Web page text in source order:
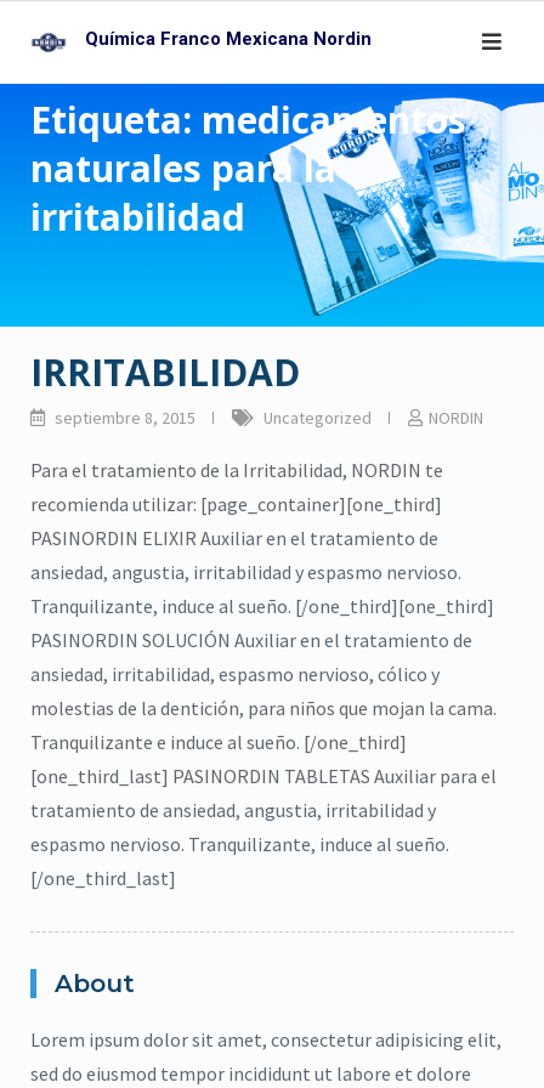
content
citronela,Eucalipto,
Lavanda ,repelente,
Higiene,
jabón para cuerpo,
Química Franco Mexicana Nordin
Etiqueta: medicamentos
naturales para la
irritabilidad
IRRITABILIDAD
septiembre 8, 2015 Uncategorized NORDIN
Para el tratamiento de la Irritabilidad, NORDIN te
recomienda utilizar: [page_container][one_third]
PASINORDIN ELIXIR Auxiliar en el tratamiento de
ansiedad, angustia, irritabilidad y espasmo nervioso.
Tranquilizante, induce al sueño. [/one_third][one_third]
PASINORDIN SOLUCIÓN Auxiliar en el tratamiento de
ansiedad, irritabilidad, espasmo nervioso, cólico y
molestias de la dentición, para niños que mojan la cama.
Tranquilizante e induce al sueño. [/one_third]
[one_third_last] PASINORDIN TABLETAS Auxiliar para el
tratamiento de ansiedad, angustia, irritabilidad y
espasmo nervioso. Tranquilizante, induce al sueño.
[/one_third_last]
About
Lorem ipsum dolor sit amet, consectetur adipisicing elit,
sed do eiusmod tempor incididunt ut labore et dolore